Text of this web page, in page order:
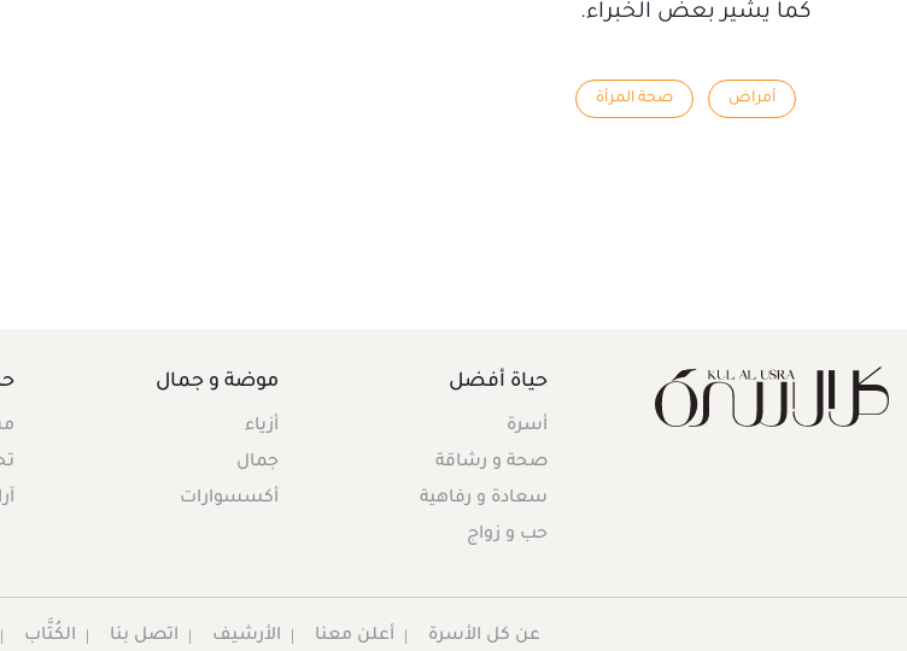
كما يشير بعض الخبراء.
أمراض صحة المرأة
حياة أفضل
أسرة
صحة و رشاقة
سعادة و رفاهية
حب و زواج
موضة و جمال
أزياء
جمال
أكسسوارات
عن كل الأسرة أعلن معنا الأرشيف اتصل بنا الكُتَّاب